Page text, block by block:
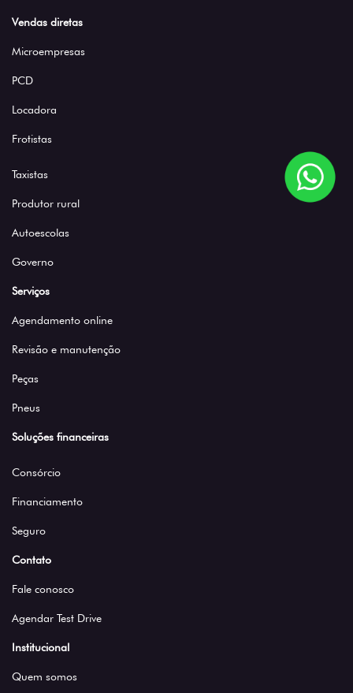
Vendas diretas
Microempresas
PCD
Locadora
Frotistas
Taxistas
Produtor rural
Autoescolas
Governo
Serviços
Agendamento online
Revisão e manutenção
Peças
Pneus
Soluções financeiras
Consórcio
Financiamento
Seguro
Contato
Fale conosco
Agendar Test Drive
Institucional
Quem somos